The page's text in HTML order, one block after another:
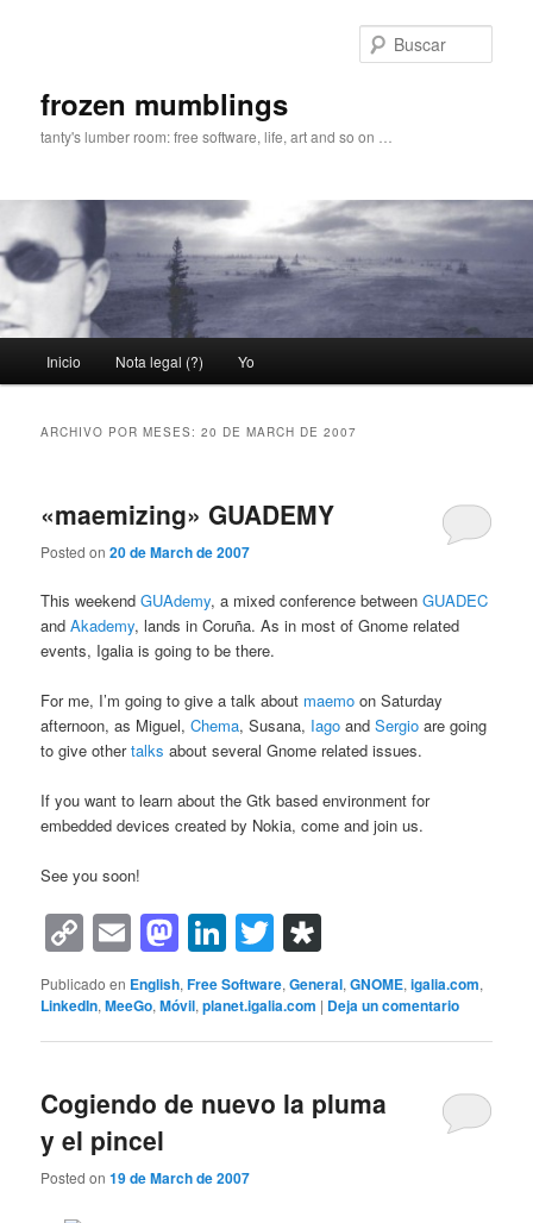
frozen mumblings
tanty's lumber room: free software, life, art and so on …
Inicio Nota legal (?) Yo
ARCHIVO POR MESES:20 DE MARCH DE 2007
«maemizing» GUADEMY
Posted on20 de March de 2007
This weekendGUAdemy, a mixed conference betweenGUADEC
andAkademy, lands in Coruña. As in most of Gnome related
events, Igalia is going to be there.
For me, I’m going to give a talk about maemo on Saturday
afternoon, as Miguel,Chema, Susana, Iago andSergio are going
to give othertalks about several Gnome related issues.
If you want to learn about the Gtk based environment for
embedded devices created by Nokia, come and join us.
See you soon!
Copy
Link
EmailMastodon
LinkedIn
Twitter
Publicado en English,Free Software,General,GNOME,igalia.com,
LinkedIn,MeeGo,Móvil,planet.igalia.com | Deja un comentario
Cogiendo de nuevo la pluma
y el pincel
Posted on19 de March de 2007